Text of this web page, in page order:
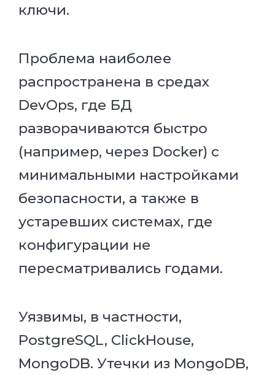
ключи.
Проблема наиболее
распространена в средах
DevOps, где БД
разворачиваются быстро
(например, через Docker) с
минимальными настройками
безопасности, а также в
устаревших системах, где
конфигурации не
пересматривались годами.
Уязвимы, в частности,
PostgreSQL, ClickHouse,
MongoDB. Утечки из MongoDB,